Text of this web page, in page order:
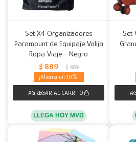
Set X4 Organizadores
Paramount de Equipaje Valija
Ropa Viaje - Negro
$ 889 $ 989
10
LLEGA HOY MVD
Set